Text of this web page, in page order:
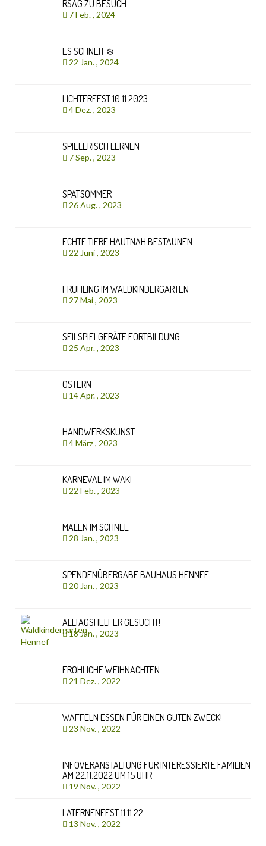
RSAG ZU BESUCH
7 Feb. , 2024
ES SCHNEIT ❄️
22 Jan. , 2024
LICHTERFEST 10.11.2023
4 Dez. , 2023
SPIELERISCH LERNEN
7 Sep. , 2023
SPÄTSOMMER
26 Aug. , 2023
ECHTE TIERE HAUTNAH BESTAUNEN
22 Juni , 2023
FRÜHLING IM WALDKINDERGARTEN
27 Mai , 2023
SEILSPIELGERÄTE FORTBILDUNG
25 Apr. , 2023
OSTERN
14 Apr. , 2023
HANDWERKSKUNST
4 März , 2023
KARNEVAL IM WAKI
22 Feb. , 2023
MALEN IM SCHNEE
28 Jan. , 2023
SPENDENÜBERGABE BAUHAUS HENNEF
20 Jan. , 2023
ALLTAGSHELFER GESUCHT!
18 Jan. , 2023
FRÖHLICHE WEIHNACHTEN…
21 Dez. , 2022
WAFFELN ESSEN FÜR EINEN GUTEN ZWECK!
23 Nov. , 2022
INFOVERANSTALTUNG FÜR INTERESSIERTE FAMILIEN
AM 22.11.2022 UM 15 UHR
19 Nov. , 2022
LATERNENFEST 11.11.22
13 Nov. , 2022